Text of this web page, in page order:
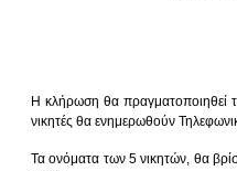
Η κλήρωση θα πραγματοποιηθεί
νικητές θα ενημερωθούν
Τα ονόματα των 5 νικητών, θα